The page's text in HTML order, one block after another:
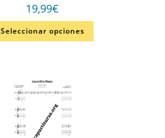
19,99€
Seleccionar opciones